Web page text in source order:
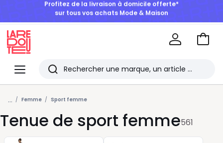
BONS PLANS | Jusqu'à -50% dès 2 articles*
Menu
Redoute
Rechercher
Les
derniers
articles
consultés
Aller
... Femme Sport femme
Tenue de sport femme561